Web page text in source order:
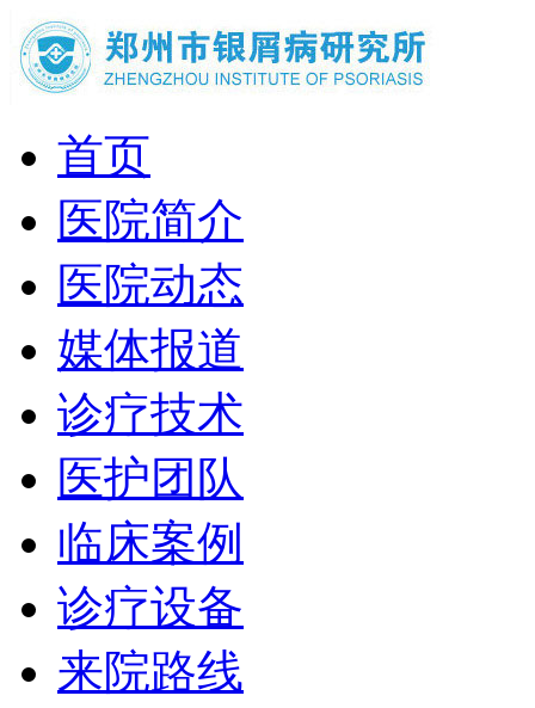
首页
医院简介
医院动态
媒体报道
诊疗技术
医护团队
临床案例
诊疗设备
来院路线